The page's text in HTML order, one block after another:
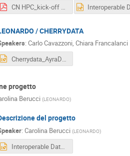
CN HPC_kick-off Spk2-3_TASI_2023-10-06.pdf
/ CHERRYDATA
:Carlo Cavazzoni,Chiara Francalanci
Cherrydata_AyraDB.pptx
progetto
Berucci (LEONARDO)
del progetto
:Carolina Berucci (LEONARDO)
Interoperable Data Lake (IDL)_ cb_rev1.pptx